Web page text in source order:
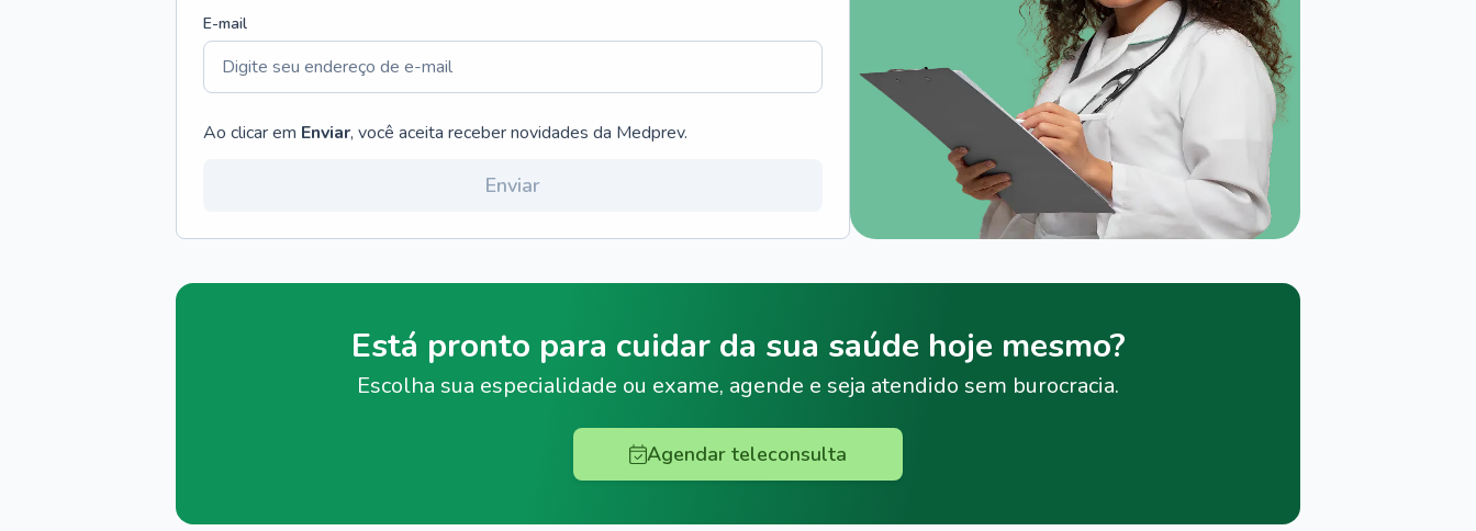
E-mail
Ao clicar em Enviar, você aceita receber novidades da Medprev.
Enviar
Está pronto para cuidar da sua saúde hoje mesmo?
Escolha sua especialidade ou exame, agende e seja atendido sem burocracia.
Agendar teleconsulta